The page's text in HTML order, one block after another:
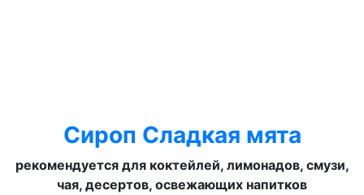
Сироп Сладкая мята
рекомендуется для коктейлей, лимонадов, смузи,
чая, десертов, освежающих напитков